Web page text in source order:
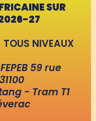
SUR
27
NIVEAUX
59 rue
- Tram T1